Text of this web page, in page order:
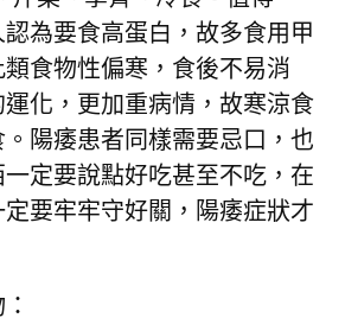
為要食高蛋白，故多食用甲
食物性偏寒，食後不易消
化，更加重病情，故寒涼食
陽痿患者同樣需要忌口，也
定要說點好吃甚至不吃，在
要牢牢守好關，陽痿症狀才